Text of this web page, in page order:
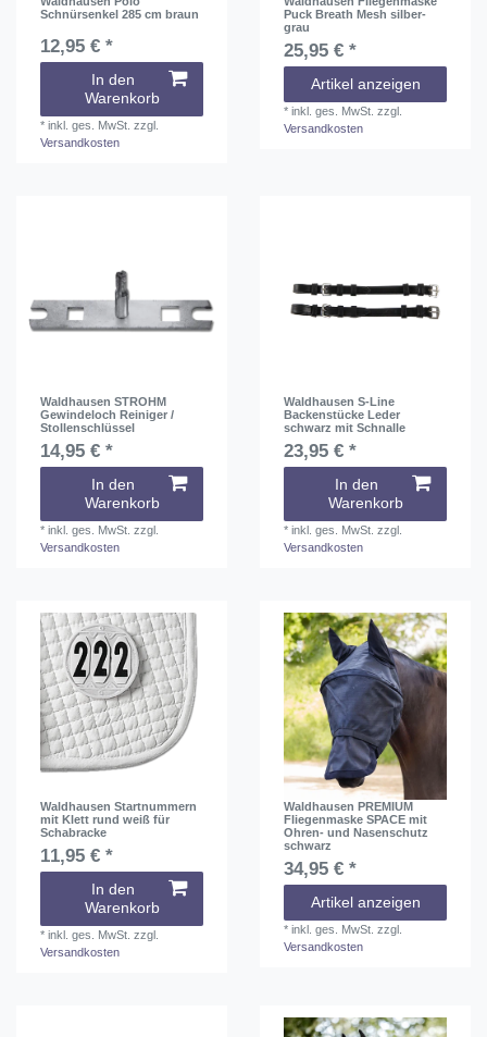
Schnürsenkel 285 cm braun
12,95 € *
In den
Warenkorb
*inkl. ges. MwSt. zzgl.
Versandkosten
Puck Breath Mesh silber-
grau
25,95 € *
Artikel anzeigen
*inkl. ges. MwSt. zzgl.
Versandkosten
Waldhausen STROHM
Gewindeloch Reiniger /
Stollenschlüssel
14,95 € *
In den
Warenkorb
*inkl. ges. MwSt. zzgl.
Versandkosten
Waldhausen S-Line
Backenstücke Leder
schwarz mit Schnalle
23,95 € *
In den
Warenkorb
*inkl. ges. MwSt. zzgl.
Versandkosten
Waldhausen Startnummern
mit Klett rund weiß für
Schabracke
11,95 € *
In den
Warenkorb
*inkl. ges. MwSt. zzgl.
Versandkosten
Waldhausen PREMIUM
Fliegenmaske SPACE mit
Ohren- und Nasenschutz
schwarz
34,95 € *
Artikel anzeigen
*inkl. ges. MwSt. zzgl.
Versandkosten